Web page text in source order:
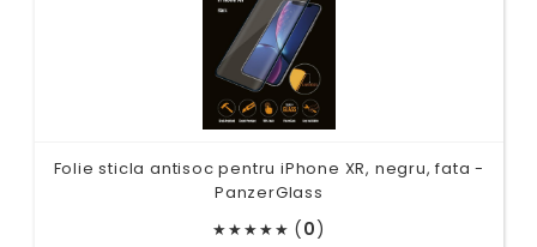
Folie sticla antisoc pentru iPhone XR, negru, fata -
PanzerGlass
★★★★★ (0)